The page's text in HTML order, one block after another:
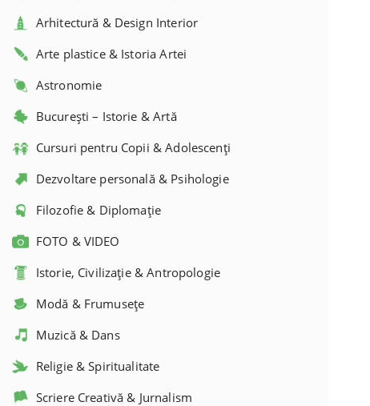
Arhitectură & Design Interior
Arte plastice & Istoria Artei
Astronomie
București – Istorie & Artă
Cursuri pentru Copii & Adolescenți
Dezvoltare personală & Psihologie
Filozofie & Diplomație
FOTO & VIDEO
Istorie, Civilizație & Antropologie
Modă & Frumusețe
Muzică & Dans
Religie & Spiritualitate
Scriere Creativă & Jurnalism